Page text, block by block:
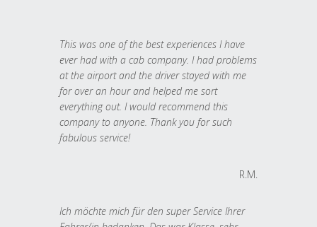
This was one of the best experiences I have
ever had with a cab company. I had problems
at the airport and the driver stayed with me
for over an hour and helped me sort
everything out. I would recommend this
company to anyone. Thank you for such
fabulous service!
R.M.
Ich möchte mich für den super Service Ihrer